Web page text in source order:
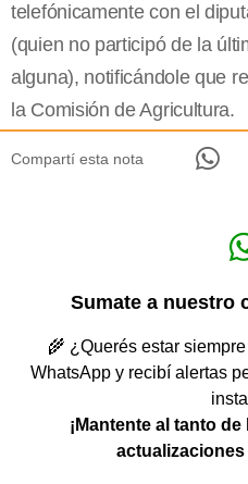
telefónicamente con el
(quien no participó de la
alguna), notificándole que
la Comisión de Agricultura.
Compartí esta nota
Sumate a nuestro
🌾 ¿Querés estar
WhatsApp y recibí alertas
¡Mantente al tanto